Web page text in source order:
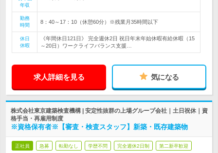
年収
勤務
時間
8：40～17：10（休憩60分）※残業月35時間以下
休日
休暇
《年間休日121日》 完全週休2日 祝日年末年始休暇有給休暇（15
～20日）ワークライフバランス支援…
求人詳細を見る 気になる
株式会社東京建築検査機構 | 安定性抜群の上場グループ会社｜土日祝休｜資
格手当・再雇用制度
※資格保有者※【審査・検査スタッフ】新築・既存建築物
正社員 急募 転勤なし 学歴不問 完全週休2日制 第二新卒歓迎